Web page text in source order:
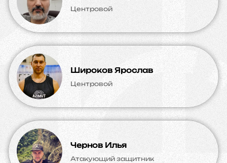
Центровой
Широков Ярослав
Центровой
Чернов Илья
Атакующий защитник